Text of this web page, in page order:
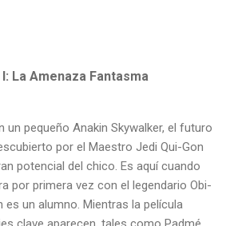
La Amenaza Fantasma
un pequeño Anakin Skywalker, el futuro
por el Maestro Jedi Qui-Gon
potencial del chico. Es aquí cuando
por primera vez con el legendario Obi-
es un alumno. Mientras la película